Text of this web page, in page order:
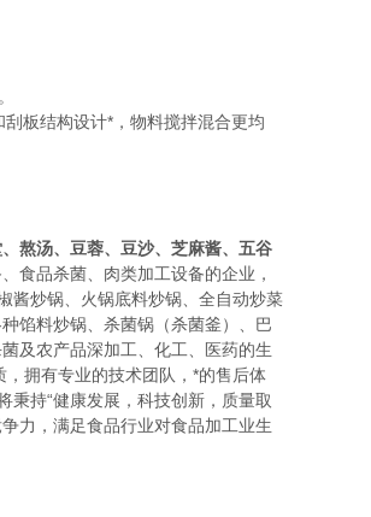
板结构设计*，物料搅拌混合更均
熬汤、豆蓉、豆沙、芝麻酱、五谷
食品杀菌、肉类加工设备的企业，
酱炒锅、火锅底料炒锅、全自动炒菜
馅料炒锅、杀菌锅（杀菌釜）、巴
及农产品深加工、化工、医药的生
拥有专业的技术团队，*的售后体
秉持“健康发展，科技创新，质量取
力，满足食品行业对食品加工业生